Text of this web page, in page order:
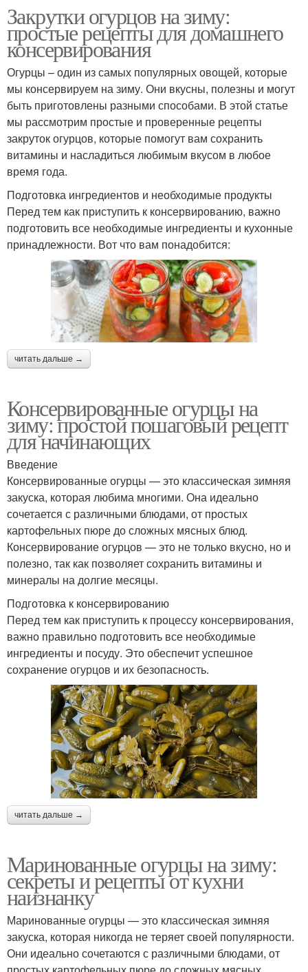
Закрутки огурцов на зиму:
простые рецепты для домашнего
консервирования
Огурцы – один из самых популярных овощей, которые
мы консервируем на зиму. Они вкусны, полезны и могут
быть приготовлены разными способами. В этой статье
мы рассмотрим простые и проверенные рецепты
закруток огурцов, которые помогут вам сохранить
витамины и насладиться любимым вкусом в любое
время года.
Подготовка ингредиентов и необходимые продукты
Перед тем как приступить к консервированию, важно
подготовить все необходимые ингредиенты и кухонные
принадлежности. Вот что вам понадобится:
читать дальше →
Консервированные огурцы на
зиму: простой пошаговый рецепт
для начинающих
Введение
Консервированные огурцы — это классическая зимняя
закуска, которая любима многими. Она идеально
сочетается с различными блюдами, от простых
картофельных пюре до сложных мясных блюд.
Консервирование огурцов — это не только вкусно, но и
полезно, так как позволяет сохранить витамины и
минералы на долгие месяцы.
Подготовка к консервированию
Перед тем как приступить к процессу консервирования,
важно правильно подготовить все необходимые
ингредиенты и посуду. Это обеспечит успешное
сохранение огурцов и их безопасность.
читать дальше →
Маринованные огурцы на зиму:
секреты и рецепты от кухни
наизнанку
Маринованные огурцы — это классическая зимняя
закуска, которая никогда не теряет своей популярности.
Они идеально сочетаются с различными блюдами, от